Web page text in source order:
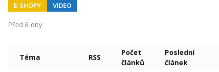
E-SHOPY VIDEO
Před 6 dny
Téma RSS
Počet
článků
Poslední
článek